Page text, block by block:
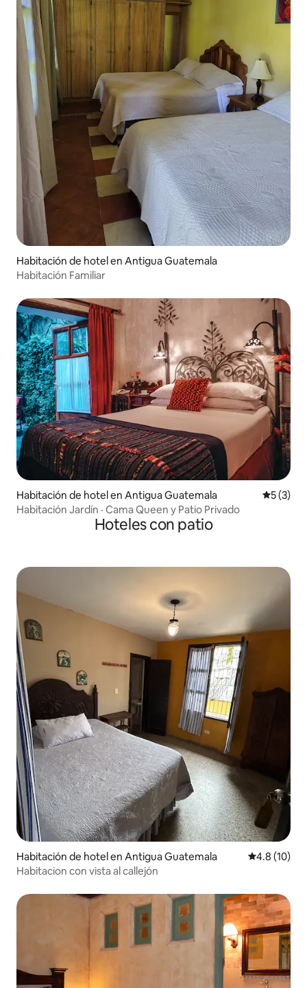
Habitación de hotel en Antigua Guatemala
Habitación Familiar
Habitación de hotel en Antigua Guatemala
5 (3)
Habitación Jardín · Cama Queen y Patio Privado
Hoteles con patio
Habitación de hotel en Antigua Guatemala Calificación
4.8 (10)
Habitacion con vista al callejón